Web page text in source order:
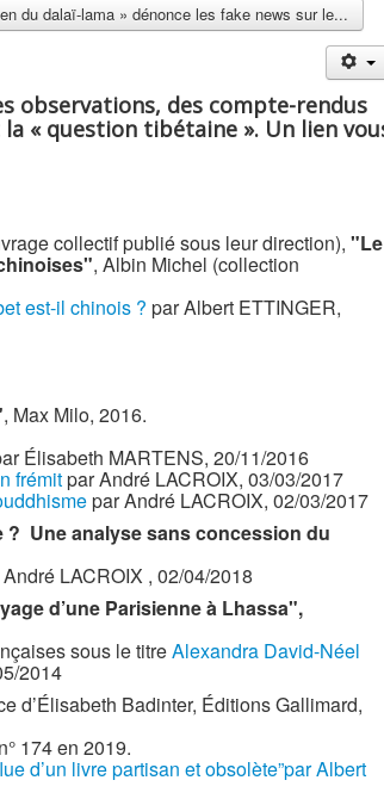
du dalaï-lama » dénonce les fake news sur le...
observations, des compte-rendus
« question tibétaine ». Un lien
collectif publié sous leur direction), "Le
, Albin Michel (collection
est-il chinois ? par Albert ETTINGER,
, Max Milo, 2016.
Élisabeth MARTENS, 20/11/2016
frémitpar André LACROIX, 03/03/2017
par André LACROIX, 02/03/2017
? Une analyse sans concession du
LACROIX , 02/04/2018
d’une Parisienne à Lhassa",
sous le titreAlexandra David-Néel
2014
d’Élisabeth Badinter, Éditions Gallimard,
174 en 2019.
d’un livre partisan et obsolète”par Albert